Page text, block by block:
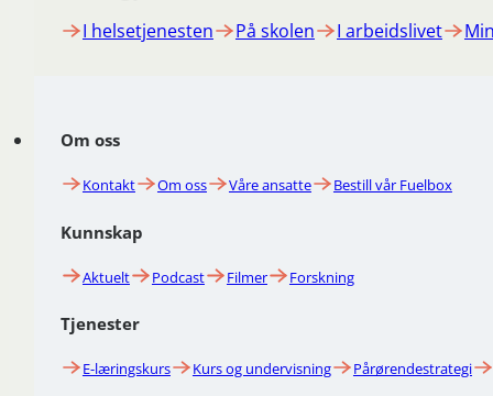
I helsetjenesten På skolen I arbeidslivet
Om oss
Kontakt Om oss Våre ansatte Bestill vår Fuelbox
Kunnskap
Aktuelt Podcast Filmer Forskning
Tjenester
E-læringskurs Kurs og undervisning Pårørendestrategi